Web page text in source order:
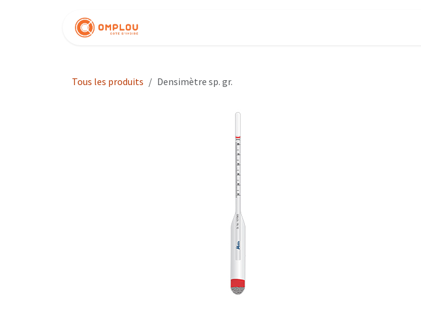
Tous les produits Densimètre sp. gr.